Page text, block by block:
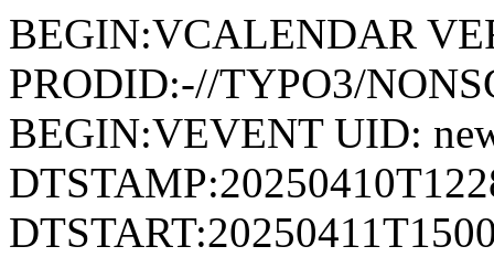
BEGIN:VCALENDAR
PRODID:-//TYPO3/
BEGIN:VEVENT UID: